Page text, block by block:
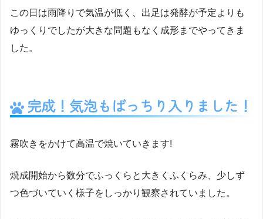
この日は雨降りで気温が低く、出足は発酵が予定よりも
ゆっくりでしたが大きな問題もなく成形までやってきま
した。
完成！気泡もばっちり入りました！
霧吹きをかけて高温で焼いていきます!
焼成開始から数分でふっくらと大きくふくらみ、少しず
つ色づいていく様子をしっかり観察されていました。